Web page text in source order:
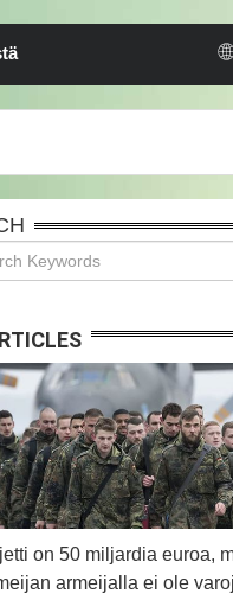
on 50 miljardia euroa,
armeijalla ei ole